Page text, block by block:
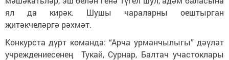
ял да кирәк. Шушы чараларны оештырган
җитәкчеләргә рәхмәт.
Конкурста дүрт команда: “Арча урманчылыгы” дәүләт
учреждениесенең Тукай, Сурнар, Балтач участоклары